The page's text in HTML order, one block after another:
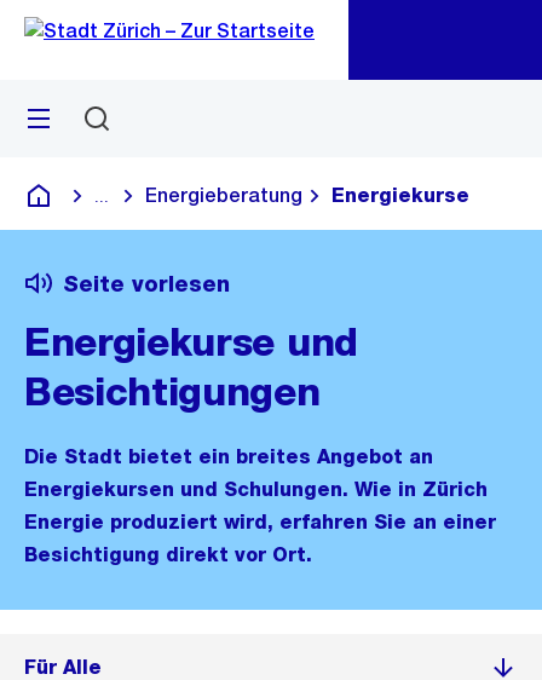
Navigation
Sprunglink
Menü
Deutsch
Blende alle Breadcrumbs ein
Energieberatung Energiekurse
Seite vorlesen
Energiekurse und
Besichtigungen
Die Stadt bietet ein breites Angebot an
Energiekursen und Schulungen. Wie in Zürich
Energie produziert wird, erfahren Sie an einer
Besichtigung direkt vor Ort.
Für Alle